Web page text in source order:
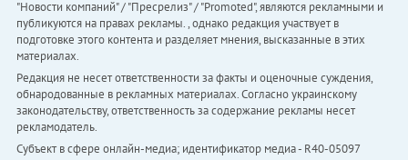
"Новости компаний" / "Пресрелиз" / "Promoted", являются рекламными и
публикуются на правах рекламы. , однако редакция участвует в
подготовке этого контента и разделяет мнения, высказанные в этих
материалах.
Редакция не несет ответственности за факты и оценочные суждения,
обнародованные в рекламных материалах. Согласно украинскому
законодательству, ответственность за содержание рекламы несет
рекламодатель.
Субъект в сфере онлайн-медиа; идентификатор медиа - R40-05097